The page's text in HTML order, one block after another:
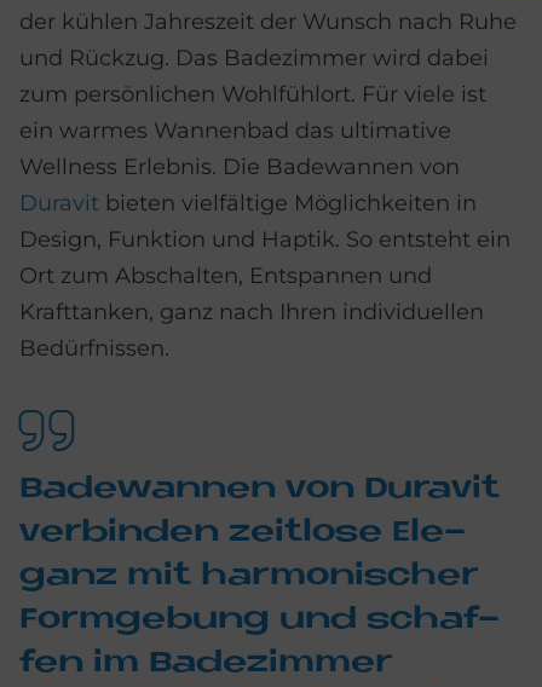
der kühlen Jahreszeit der Wunsch nach Ruhe
und Rückzug. Das Badezimmer wird dabei
zum persönlichen Wohlfühlort. Für viele ist
ein warmes Wannenbad das ultimative
Wellness Erlebnis. Die Badewannen von
Duravit bieten vielfältige Möglichkeiten in
Design, Funktion und Haptik. So entsteht ein
Ort zum Abschalten, Entspannen und
Krafttanken, ganz nach Ihren individuellen
Bedürfnissen.
Ba­de­wan­nen von Du­ra­vit
ver­bin­den zeit­lo­se Ele­
ganz mit har­mo­ni­scher
Form­ge­bung und schaf­
fen im Ba­de­zim­mer